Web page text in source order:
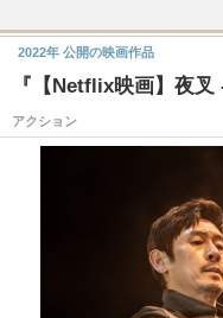
『【Netflix映画】夜
アクション
2022年 公開の映画作品